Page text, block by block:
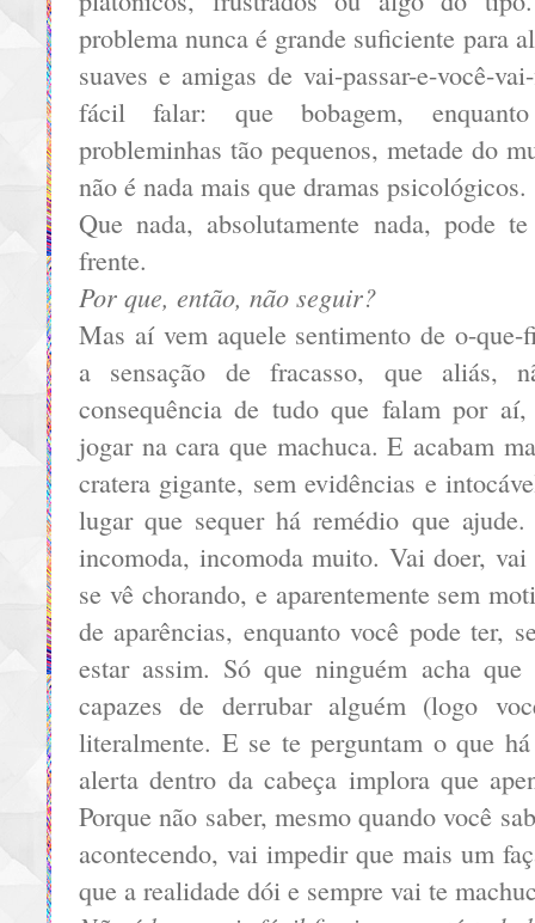
problema nunca é grande suficiente para
suaves e amigas de vai-passar-e-você-
fácil falar: que bobagem,
probleminhas tão pequenos, metade do
não é nada mais que dramas psicológicos.
Que nada, absolutamente nada, pode
frente.
Por que, então, não seguir?
Mas aí vem aquele sentimento de o-
a sensação de fracasso, que aliás,
consequência de tudo que falam por
jogar na cara que machuca. E acabam
cratera gigante, sem evidências e
lugar que sequer há remédio que
incomoda, incomoda muito. Vai doer,
se vê chorando, e aparentemente sem
de aparências, enquanto você pode ter,
estar assim. Só que ninguém acha
capazes de derrubar alguém (logo
literalmente. E se te perguntam o que
alerta dentro da cabeça implora que
Porque não saber, mesmo quando você
acontecendo, vai impedir que mais um
que a realidade dói e sempre vai te